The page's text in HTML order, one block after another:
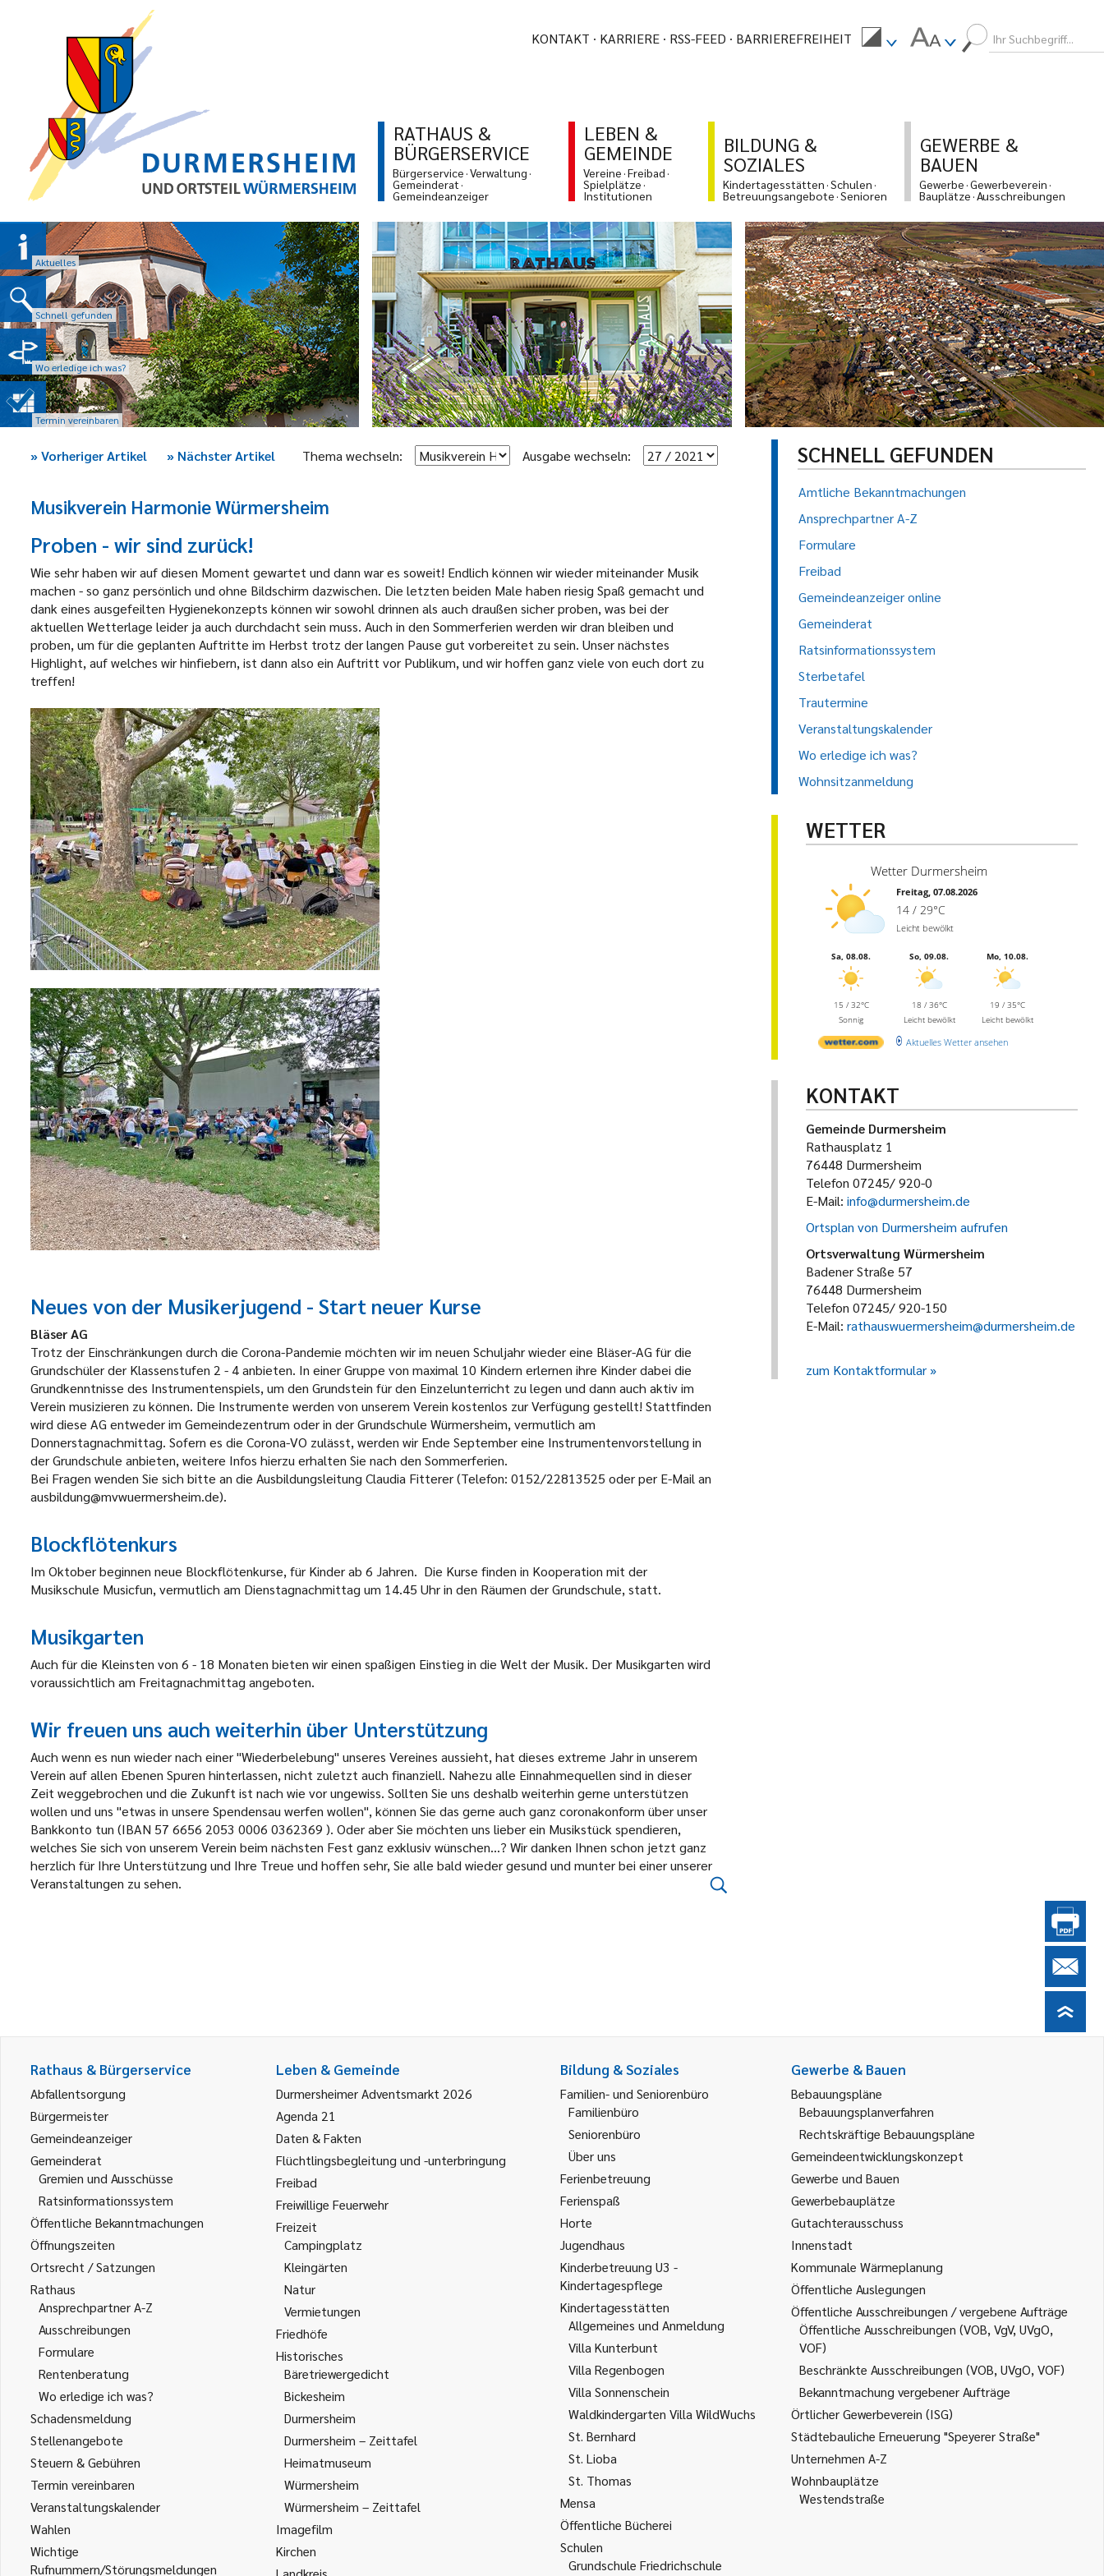
KONTAKT KARRIERE RSS-FEED BARRIEREFREIHEIT
RATHAUS &
BÜRGERSERVICE
Bürgerservice Verwaltung
Gemeinderat
Gemeindeanzeiger
LEBEN &
GEMEINDE
Vereine Freibad
Spielplätze
Institutionen
BILDUNG &
SOZIALES
Kindertagesstätten Schulen
Betreuungsangebote Senioren
GEWERBE &
BAUEN
Gewerbe Gewerbeverein
Bauplätze Ausschreibungen
Aktuelles
Schnell gefunden
Wo erledige ich was?
Termin vereinbaren
»Vorheriger Artikel » Nächster Artikel Thema wechseln: Ausgabe wechseln:
Musikverein Harmonie Würmersheim
Proben - wir sind zurück!
Wie sehr haben wir auf diesen Moment gewartet und dann war es soweit! Endlich können wir wieder miteinander Musik
machen - so ganz persönlich und ohne Bildschirm dazwischen. Die letzten beiden Male haben riesig Spaß gemacht und
dank eines ausgefeilten Hygienekonzepts können wir sowohl drinnen als auch draußen sicher proben, was bei der
aktuellen Wetterlage leider ja auch durchdacht sein muss. Auch in den Sommerferien werden wir dran bleiben und
proben, um für die geplanten Auftritte im Herbst trotz der langen Pause gut vorbereitet zu sein. Unser nächstes
Highlight, auf welches wir hinfiebern, ist dann also ein Auftritt vor Publikum, und wir hoffen ganz viele von euch dort zu
treffen!
Neues von der Musikerjugend - Start neuer Kurse
Bläser AG
Trotz der Einschränkungen durch die Corona-Pandemie möchten wir im neuen Schuljahr wieder eine Bläser-AG für die
Grundschüler der Klassenstufen 2 - 4 anbieten. In einer Gruppe von maximal 10 Kindern erlernen ihre Kinder dabei die
Grundkenntnisse des Instrumentenspiels, um den Grundstein für den Einzelunterricht zu legen und dann auch aktiv im
Verein musizieren zu können. Die Instrumente werden von unserem Verein kostenlos zur Verfügung gestellt! Stattfinden
wird diese AG entweder im Gemeindezentrum oder in der Grundschule Würmersheim, vermutlich am
Donnerstagnachmittag. Sofern es die Corona-VO zulässt, werden wir Ende September eine Instrumentenvorstellung in
der Grundschule anbieten, weitere Infos hierzu erhalten Sie nach den Sommerferien.
Bei Fragen wenden Sie sich bitte an die Ausbildungsleitung Claudia Fitterer (Telefon: 0152/22813525 oder per E-Mail an
ausbildung@mvwuermersheim.de).
Blockflötenkurs
Im Oktober beginnen neue Blockflötenkurse, für Kinder ab 6 Jahren. Die Kurse finden in Kooperation mit der
Musikschule Musicfun, vermutlich am Dienstagnachmittag um 14.45 Uhr in den Räumen der Grundschule, statt.
Musikgarten
Auch für die Kleinsten von 6 - 18 Monaten bieten wir einen spaßigen Einstieg in die Welt der Musik. Der Musikgarten wird
voraussichtlich am Freitagnachmittag angeboten.
Wir freuen uns auch weiterhin über Unterstützung
Auch wenn es nun wieder nach einer "Wiederbelebung" unseres Vereines aussieht, hat dieses extreme Jahr in unserem
Verein auf allen Ebenen Spuren hinterlassen, nicht zuletzt auch finanziell. Nahezu alle Einnahmequellen sind in dieser
Zeit weggebrochen und die Zukunft ist nach wie vor ungewiss. Sollten Sie uns deshalb weiterhin gerne unterstützen
wollen und uns "etwas in unsere Spendensau werfen wollen", können Sie das gerne auch ganz coronakonform über unser
Bankkonto tun (IBAN 57 6656 2053 0006 0362369 ). Oder aber Sie möchten uns lieber ein Musikstück spendieren,
welches Sie sich von unserem Verein beim nächsten Fest ganz exklusiv wünschen...? Wir danken Ihnen schon jetzt ganz
herzlich für Ihre Unterstützung und Ihre Treue und hoffen sehr, Sie alle bald wieder gesund und munter bei einer unserer
Veranstaltungen zu sehen.
SCHNELL GEFUNDEN
Amtliche Bekanntmachungen
Ansprechpartner A-Z
Formulare
Freibad
Gemeindeanzeiger online
Gemeinderat
Ratsinformationssystem
Sterbetafel
Trautermine
Veranstaltungskalender
Wo erledige ich was?
Wohnsitzanmeldung
WETTER
Wetter Durmersheim
Freitag, 07.08.2026
14 / 29°C
Leicht bewölkt
Sa, 08.08.
15 / 32°C
Sonnig
So, 09.08.
18 / 36°C
Leicht bewölkt
Mo, 10.08.
19 / 35°C
Leicht bewölkt
Aktuelles Wetter ansehen
KONTAKT
Gemeinde Durmersheim
Rathausplatz 1
76448 Durmersheim
Telefon 07245/ 920-0
E-Mail: info@durmersheim.de
Ortsplan von Durmersheim aufrufen
Ortsverwaltung Würmersheim
Badener Straße 57
76448 Durmersheim
Telefon 07245/ 920-150
E-Mail: rathauswuermersheim@durmersheim.de
zum Kontaktformular
Rathaus & Bürgerservice
Abfallentsorgung
Bürgermeister
Gemeindeanzeiger
Gemeinderat
Gremien und Ausschüsse
Ratsinformationssystem
Öffentliche Bekanntmachungen
Öffnungszeiten
Ortsrecht / Satzungen
Rathaus
Ansprechpartner A-Z
Ausschreibungen
Formulare
Rentenberatung
Wo erledige ich was?
Schadensmeldung
Stellenangebote
Steuern & Gebühren
Termin vereinbaren
Veranstaltungskalender
Wahlen
Wichtige
Rufnummern/Störungsmeldungen
Leben & Gemeinde
Durmersheimer Adventsmarkt 2026
Agenda 21
Daten & Fakten
Flüchtlingsbegleitung und -unterbringung
Freibad
Freiwillige Feuerwehr
Freizeit
Campingplatz
Kleingärten
Natur
Vermietungen
Friedhöfe
Historisches
Bäretriewergedicht
Bickesheim
Durmersheim
Durmersheim – Zeittafel
Heimatmuseum
Würmersheim
Würmersheim – Zeittafel
Imagefilm
Kirchen
Bildung & Soziales
Familien- und Seniorenbüro
Familienbüro
Seniorenbüro
Über uns
Ferienbetreuung
Ferienspaß
Horte
Jugendhaus
Kinderbetreuung U3 -
Kindertagespflege
Kindertagesstätten
Allgemeines und Anmeldung
Villa Kunterbunt
Villa Regenbogen
Villa Sonnenschein
Waldkindergarten Villa WildWuchs
St. Bernhard
St. Lioba
St. Thomas
Mensa
Öffentliche Bücherei
Schulen
Grundschule Friedrichschule
Gewerbe & Bauen
Bebauungspläne
Bebauungsplanverfahren
Rechtskräftige Bebauungspläne
Gemeindeentwicklungskonzept
Gewerbe und Bauen
Gewerbebauplätze
Gutachterausschuss
Innenstadt
Kommunale Wärmeplanung
Öffentliche Auslegungen
Öffentliche Ausschreibungen / vergebene Aufträge
Öffentliche Ausschreibungen (VOB, VgV, UVgO,
VOF)
Beschränkte Ausschreibungen (VOB, UVgO, VOF)
Bekanntmachung vergebener Aufträge
Örtlicher Gewerbeverein (ISG)
Städtebauliche Erneuerung "Speyerer Straße"
Unternehmen A-Z
Wohnbauplätze
Westendstraße